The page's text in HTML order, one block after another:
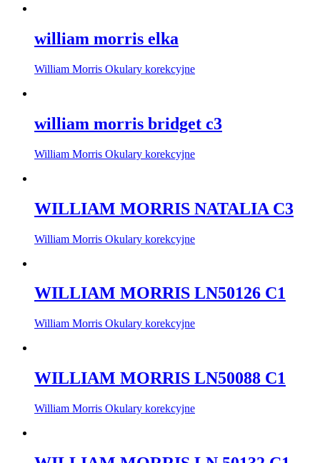
william morris elka
William Morris Okulary korekcyjne
william morris bridget c3
William Morris Okulary korekcyjne
WILLIAM MORRIS NATALIA C3
William Morris Okulary korekcyjne
WILLIAM MORRIS LN50126 C1
William Morris Okulary korekcyjne
WILLIAM MORRIS LN50088 C1
William Morris Okulary korekcyjne